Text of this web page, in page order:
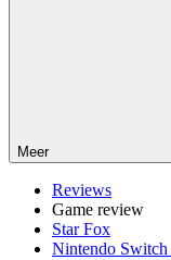
Meer
Reviews
Game review
Star Fox
Nintendo Switch